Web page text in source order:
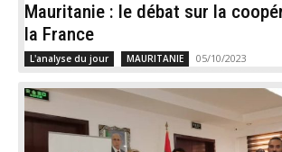
Mauritanie : le débat sur la
la France
L'analyse du jour MAURITANIE 05/10/2023